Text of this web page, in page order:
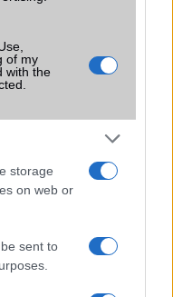
of my
with the
storage
on web or
sent to
érkezik
szuper specifikációk
X3 Pro
Find X3
X3 sorozat